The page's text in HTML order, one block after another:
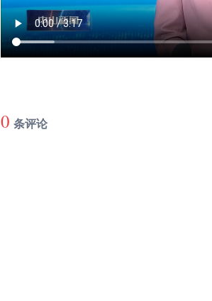
0 条评论